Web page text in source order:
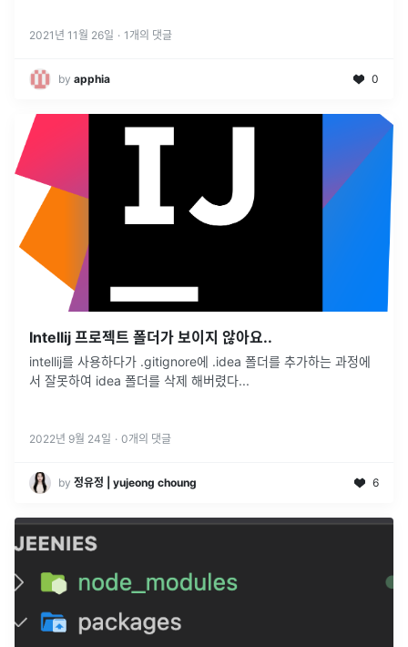
2021년 11월 26일 · 1 개의 댓글
by apphia 0
Intellij 프로젝트 폴더가 보이지 않아요..
intellij를 사용하다가 .gitignore에 .idea 폴더를 추가하는 과정에
서 잘못하여 idea 폴더를 삭제 해버렸다...
2022년 9월 24일 · 0개의 댓글
by 정유정 | yujeong choung 6